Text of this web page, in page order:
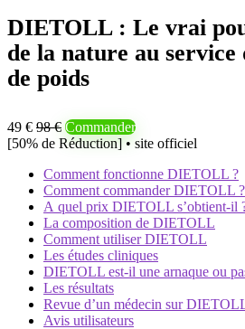
DIETOLL : Le vrai
de la nature au service
de poids
49 € 98 € Commander
[50% de Réduction] • site officiel
Comment fonctionne DIETOLL ?
Comment commander DIETOLL ?
A quel prix DIETOLL s’obtient-il
La composition de DIETOLL
Comment utiliser DIETOLL
Les études cliniques
DIETOLL est-il une arnaque ou
Les résultats
Revue d’un médecin sur
Avis utilisateurs